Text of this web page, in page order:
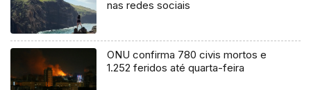
nas redes sociais
ONU confirma 780 civis mortos e
1.252 feridos até quarta-feira